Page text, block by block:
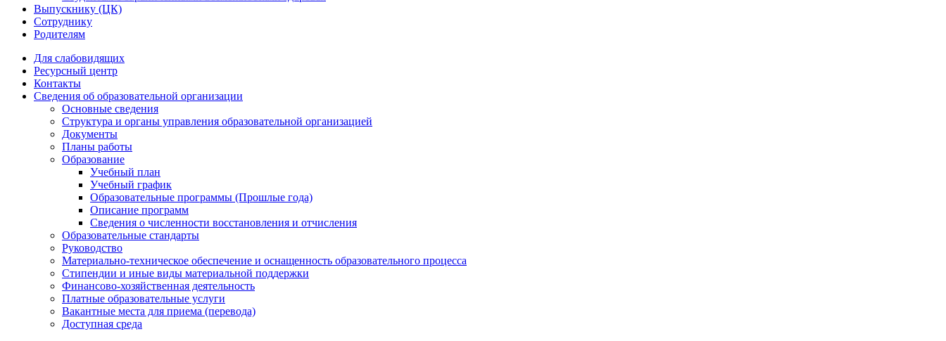
Выпускнику (ЦК)
Сотруднику
Родителям
Для слабовидящих
Ресурсный центр
Контакты
Сведения об образовательной организации
Основные сведения
Структура и органы управления образовательной организацией
Документы
Планы работы
Образование
Учебный план
Учебный график
Образовательные программы (Прошлые года)
Описание программ
Сведения о численности восстановления и отчисления
Образовательные стандарты
Руководство
Материально-техническое обеспечение и оснащенность образовательного процесса
Стипендии и иные виды материальной поддержки
Финансово-хозяйственная деятельность
Платные образовательные услуги
Вакантные места для приема (перевода)
Доступная среда